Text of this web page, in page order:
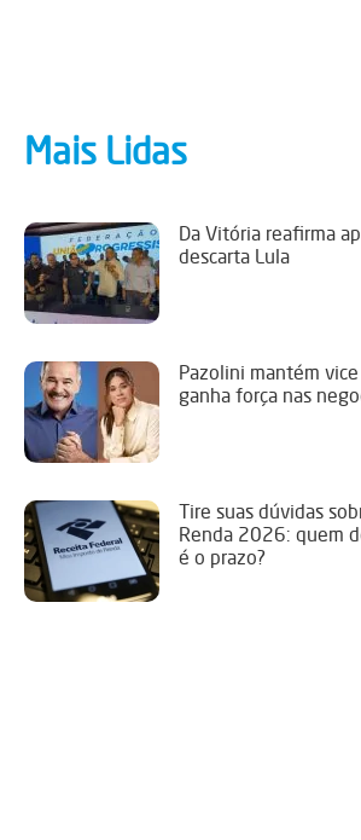
Mais Lidas
Da Vitória reafirma
descarta Lula
Pazolini mantém
ganha força nas
Tire suas dúvidas
Renda 2026: quem
é o prazo?